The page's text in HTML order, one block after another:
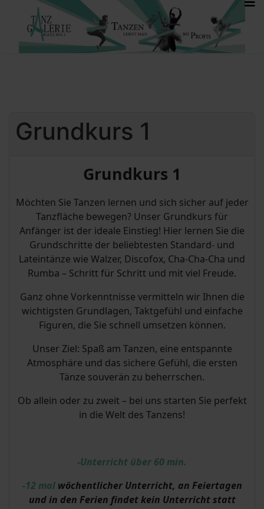
Grundkurs 1
Grundkurs 1
Möchten Sie Tanzen lernen und sich sicher auf jeder
Tanzfläche bewegen? Unser Grundkurs für
Anfänger ist der ideale Einstieg! Hier lernen Sie die
Grundschritte der beliebtesten Standard- und
Lateintänze wie Walzer, Discofox, Cha-Cha-Cha und
Rumba – Schritt für Schritt und mit viel Freude.
Ganz ohne Vorkenntnisse vermitteln wir Ihnen die
wichtigsten Grundlagen, Taktgefühl und einfache
Figuren, die Sie schnell umsetzen können.
Unser Ziel: Spaß am Tanzen, eine entspannte
Atmosphäre und das sichere Gefühl, die ersten
Tänze souverän zu beherrschen.
Ob allein oder zu zweit – bei uns starten Sie perfekt
in die Welt des Tanzens!
-Unterricht über 60 min.
-12 mal wöchentlicher Unterricht, an Feiertagen
und in den Ferien findet kein Unterricht statt